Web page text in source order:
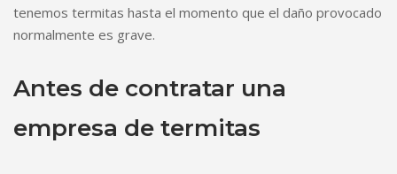
tenemos termitas hasta el momento que el daño provocado
normalmente es grave.
Antes de contratar una
empresa de termitas